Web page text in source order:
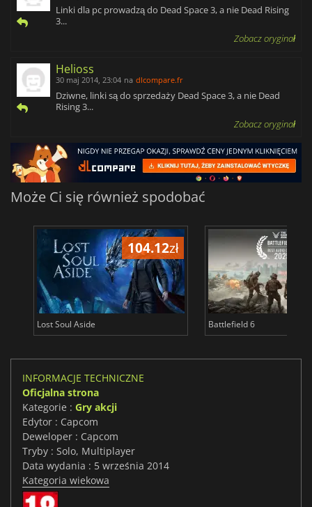
Linki dla pc prowadzą do Dead Space 3, a nie Dead Rising
3...
Zobacz oryginał
Helioss
30 maj 2014, 23:04 na dlcompare.fr
Dziwne, linki są do sprzedaży Dead Space 3, a nie Dead
Rising 3...
Zobacz oryginał
Może Ci się również spodobać
104.12zł
Lost Soul Aside Battlefield 6
INFORMACJE TECHNICZNE
Oficjalna strona
Kategorie : Gry akcji
Edytor : Capcom
Deweloper : Capcom
Tryby : Solo, Multiplayer
Data wydania : 5 września 2014
Kategoria wiekowa